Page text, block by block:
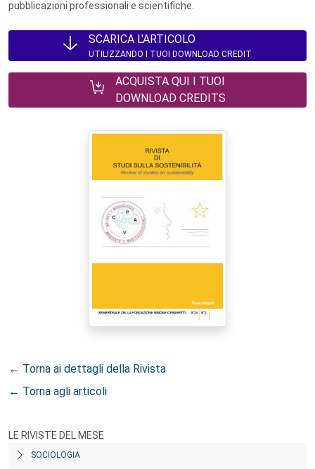
pubblicazioni professionali e scientifiche.
SCARICA L'ARTICOLO
UTILIZZANDO I TUOI DOWNLOAD CREDIT
ACQUISTA QUI I TUOI
DOWNLOAD CREDITS
← Torna ai dettagli della Rivista
← Torna agli articoli
LE RIVISTE DEL MESE
SOCIOLOGIA